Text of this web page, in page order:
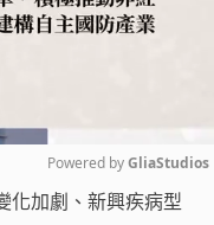
Mute
Powered by GliaStudios
化加劇、新興疾病型